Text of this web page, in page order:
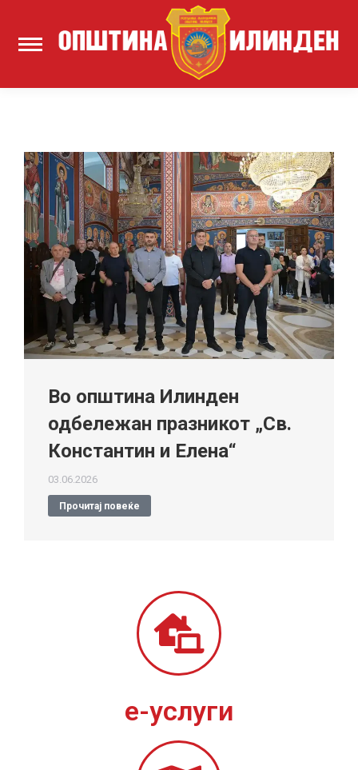
Во општина Илинден
одбележан празникот „Св.
Константин и Елена“
03.06.2026
Прочитај повеќе
е-услуги